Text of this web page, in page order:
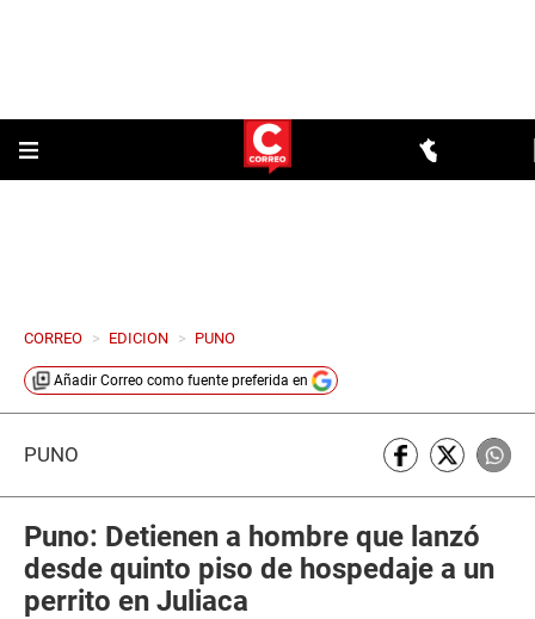
CORREO > EDICION > PUNO
Añadir Correo como fuente preferida en
PUNO
Puno: Detienen a hombre que lanzó
desde quinto piso de hospedaje a un
perrito en Juliaca